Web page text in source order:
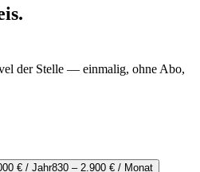
der Stelle — einmalig, ohne Abo,
€ / Jahr830 – 2.900 € / Monat